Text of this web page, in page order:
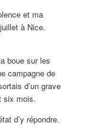
et ma
à Nice.
boue sur les
campagne de
d’un grave
six mois.
d’y répondre.